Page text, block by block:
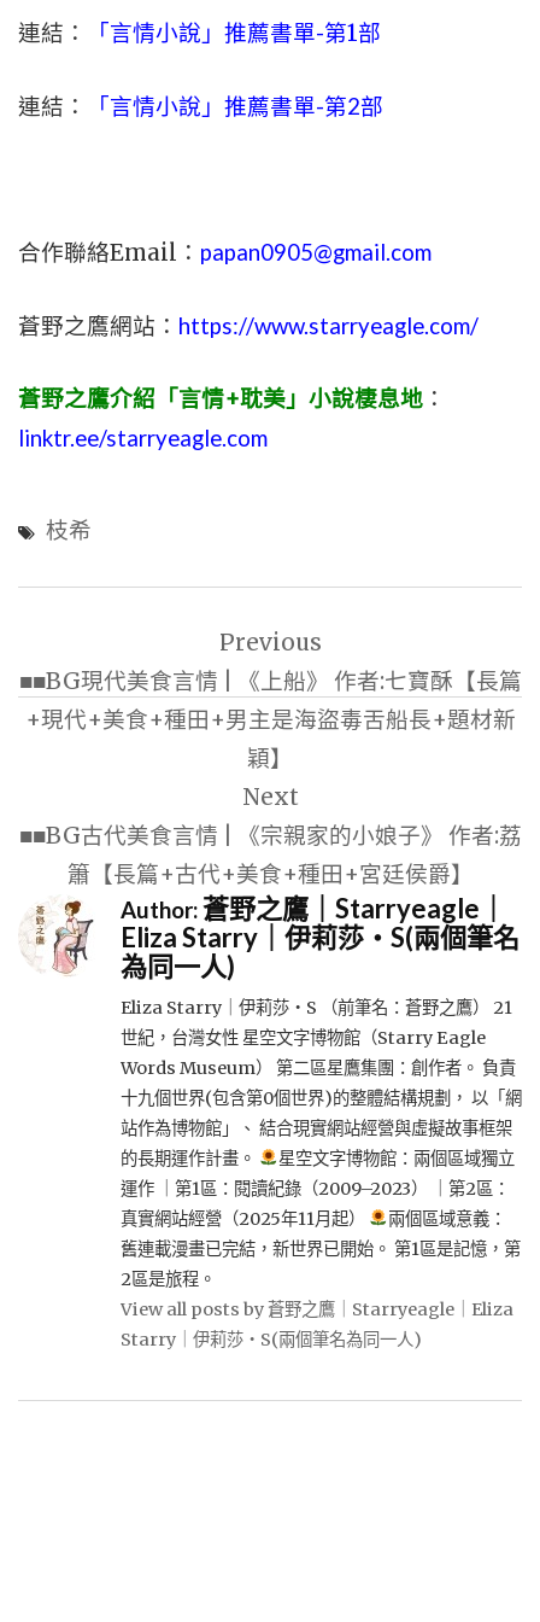
連結： 「言情小說」推薦書單-第1部
連結： 「言情小說」推薦書單-第2部
合作聯絡Email： papan0905@gmail.com
蒼野之鷹網站： https://www.starryeagle.com/
蒼野之鷹介紹「言情+耽美」小說棲息地 ：
linktr.ee/starryeagle.com
枝希
導
覽
Previous
■■BG現代美食言情 | 《上船》 作者:七寶酥【長篇
+現代+美食+種田+男主是海盜毒舌船長+題材新
穎】
Next
■■BG古代美食言情 | 《宗親家的小娘子》 作者:荔
簫【長篇+古代+美食+種田+宮廷侯爵】
Author:蒼野之鷹｜Starryeagle｜
Eliza Starry｜伊莉莎・S(兩個筆名
為同一人)
Eliza Starry｜伊莉莎・S （前筆名：蒼野之鷹） 21
世紀，台灣女性 星空文字博物館（Starry Eagle
Words Museum） 第二區星鷹集團：創作者。 負責
十九個世界(包含第0個世界)的整體結構規劃， 以「網
站作為博物館」、 結合現實網站經營與虛擬故事框架
的長期運作計畫。
星空文字博物館：兩個區域獨立
運作 ｜第1區：閱讀紀錄（2009–2023） ｜第2區：
真實網站經營（2025年11月起）
兩個區域意義：
舊連載漫畫已完結，新世界已開始。 第1區是記憶，第
2區是旅程。
View all posts by 蒼野之鷹｜Starryeagle｜Eliza
Starry｜伊莉莎・S(兩個筆名為同一人)